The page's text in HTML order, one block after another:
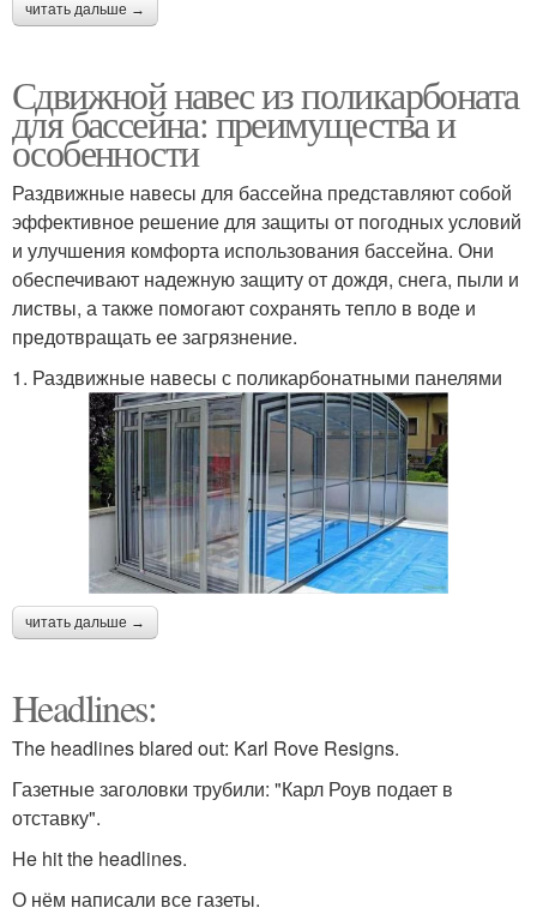
читать дальше →
Сдвижной навес из поликарбоната
для бассейна: преимущества и
особенности
Раздвижные навесы для бассейна представляют собой
эффективное решение для защиты от погодных условий
и улучшения комфорта использования бассейна. Они
обеспечивают надежную защиту от дождя, снега, пыли и
листвы, а также помогают сохранять тепло в воде и
предотвращать ее загрязнение.
1. Раздвижные навесы с поликарбонатными панелями
читать дальше →
Headlines:
The headlines blared out: Karl Rove Resigns.
Газетные заголовки трубили: "Карл Роув подает в
отставку".
He hit the headlines.
О нём написали все газеты.